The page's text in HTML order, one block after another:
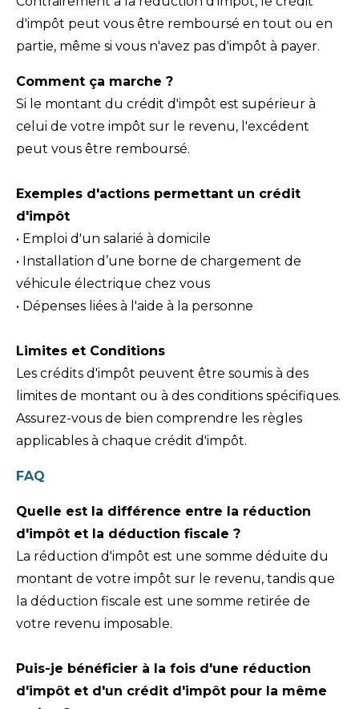
d'impôt peut vous être remboursé en tout ou en
partie, même si vous n'avez pas d'impôt à payer.
Comment ça marche ?
Si le montant du crédit d'impôt est supérieur à
celui de votre impôt sur le revenu, l'excédent
peut vous être remboursé.
Exemples d'actions permettant un crédit
d'impôt
•⁠ Emploi d'un salarié à domicile
•⁠ Installation d’une borne de chargement de
véhicule électrique chez vous
•⁠ Dépenses liées à l'aide à la personne
Limites et Conditions
Les crédits d'impôt peuvent être soumis à des
limites de montant ou à des conditions spécifiques.
Assurez-vous de bien comprendre les règles
applicables à chaque crédit d'impôt.
FAQ
Quelle est la différence entre la réduction
d'impôt et la déduction fiscale ?
La réduction d'impôt est une somme déduite du
montant de votre impôt sur le revenu, tandis que
la déduction fiscale est une somme retirée de
votre revenu imposable.
Puis-je bénéficier à la fois d'une réduction
d'impôt et d'un crédit d'impôt pour la même